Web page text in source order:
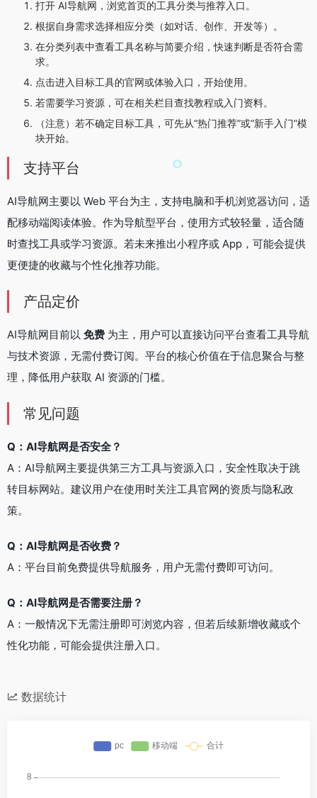
打开 AI导航网，浏览首页的工具分类与推荐入口。
根据自身需求选择相应分类（如对话、创作、开发等）。
在分类列表中查看工具名称与简要介绍，快速判断是否符合需
求。
点击进入目标工具的官网或体验入口，开始使用。
若需要学习资源，可在相关栏目查找教程或入门资料。
（注意）若不确定目标工具，可先从“热门推荐”或“新手入门”模
块开始。
支持平台
AI导航网主要以 Web 平台为主，支持电脑和手机浏览器访问，适
配移动端阅读体验。作为导航型平台，使用方式较轻量，适合随
时查找工具或学习资源。若未来推出小程序或 App，可能会提供
更便捷的收藏与个性化推荐功能。
产品定价
AI导航网目前以 免费 为主，用户可以直接访问平台查看工具导航
与技术资源，无需付费订阅。平台的核心价值在于信息聚合与整
理，降低用户获取 AI 资源的门槛。
常见问题
Q：AI导航网是否安全？
A：AI导航网主要提供第三方工具与资源入口，安全性取决于跳
转目标网站。建议用户在使用时关注工具官网的资质与隐私政
策。
Q：AI导航网是否收费？
A：平台目前免费提供导航服务，用户无需付费即可访问。
Q：AI导航网是否需要注册？
A：一般情况下无需注册即可浏览内容，但若后续新增收藏或个
性化功能，可能会提供注册入口。
数据统计